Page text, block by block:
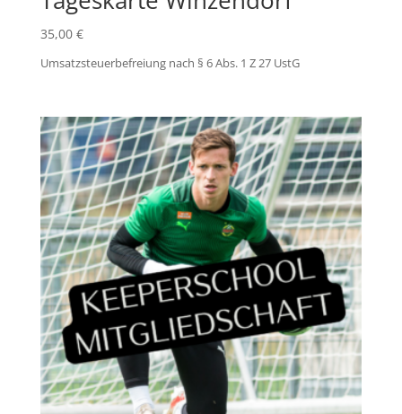
35,00 €
Umsatzsteuerbefreiung nach § 6 Abs. 1 Z 27 UstG